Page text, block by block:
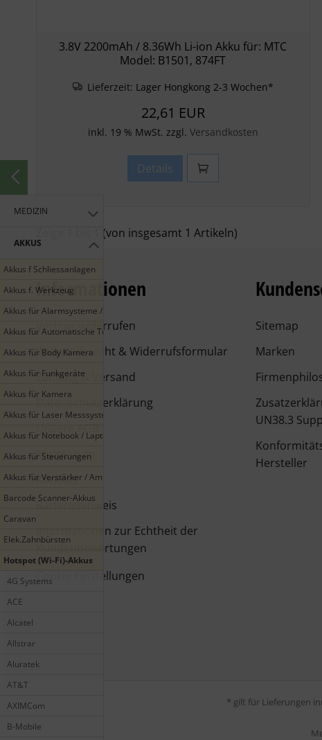
MEDIZIN
AKKUS
Akkus f Schliessanlagen
Akkus f. Werkzeug
Akkus für Alarmsysteme / Smarthome
Akkus für Automatische Türen
Akkus für Body Kamera
Akkus für Funkgeräte
Akkus für Kamera
Akkus für Laser Messsysteme
Akkus für Notebook / Laptop
Akkus für Steuerungen
Akkus für Verstärker / Amplifier
Barcode Scanner-Akkus
Caravan
Elek.Zahnbürsten
Hotspot (Wi-Fi)-Akkus
4G Systems
ACE
Alcatel
Allstrar
Aluratek
AT&T
AXIMCom
B-Mobile
3.8V 2200mAh / 8.36Wh Li-ion Akku für: MTC
Model: B1501, 874FT
Lieferzeit: Lager Hongkong 2-3 Wochen*
22,61 EUR
inkl. 19 % MwSt. zzgl. Versandkosten
Details
(von insgesamt 1 Artikeln)
Informationen
Vertrag widerrufen
Widerrufsrecht & Widerrufsformular
Zahlung & Versand
Datenschutzerklärung
Impressum
Kontakt
Batteriehinweis
Informationen zur Echtheit der
Kundenbewertungen
Cookie Einstellungen
Sitemap
Marken
UN38.3
Hersteller
* gilt für Lieferungen